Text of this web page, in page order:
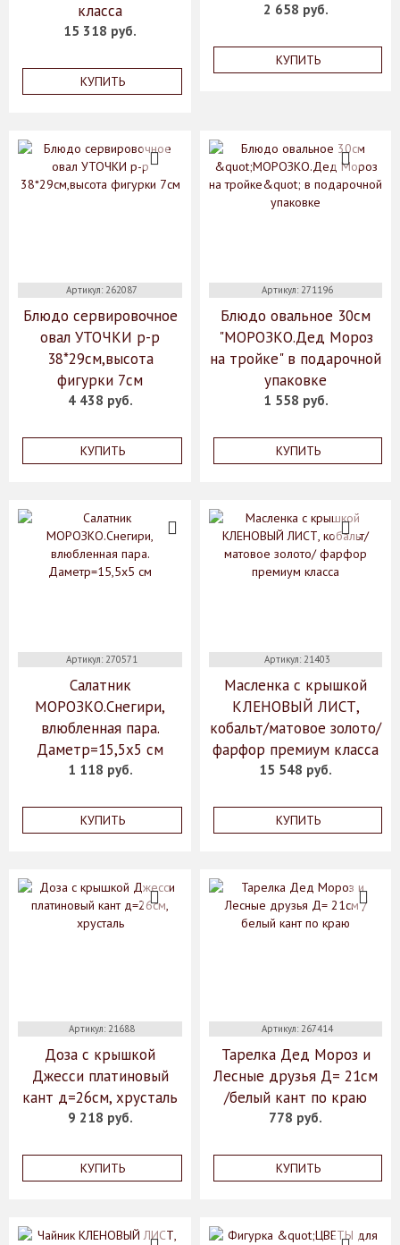
класса
15 318 руб.
КУПИТЬ
2 658 руб.
КУПИТЬ
Артикул: 262087
Блюдо сервировочное
овал УТОЧКИ р-р
38*29см,высота
фигурки 7см
4 438 руб.
КУПИТЬ
Артикул: 271196
Блюдо овальное 30см
"МОРОЗКО.Дед Мороз
на тройке" в подарочной
упаковке
1 558 руб.
КУПИТЬ
Артикул: 270571
Салатник
МОРОЗКО.Снегири,
влюбленная пара.
Даметр=15,5х5 см
1 118 руб.
КУПИТЬ
Артикул: 21403
Масленка с крышкой
КЛЕНОВЫЙ ЛИСТ,
кобальт/матовое золото/
фарфор премиум класса
15 548 руб.
КУПИТЬ
Артикул: 21688
Доза с крышкой
Джесси платиновый
кант д=26см, хрусталь
9 218 руб.
КУПИТЬ
Артикул: 267414
Тарелка Дед Мороз и
Лесные друзья Д= 21см
/белый кант по краю
778 руб.
КУПИТЬ